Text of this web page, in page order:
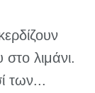
λιμάνι.
των...